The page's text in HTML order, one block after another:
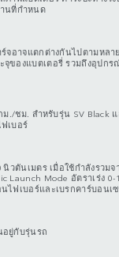
านที่กำหนด
ร์จอาจแตกต่างกันไปตามหล
ของแบตเตอรี่ รวมถึงอุปกร
ม./ชม. สำหรับรุ่น SV Black
เบอร์
นิวตันเมตร เมื่อใช้กำลังรวม
Launch Mode อัตราเร่ง
ไฟเบอร์และเบรกคาร์บอนเ
ยู่กับรุ่นรถ